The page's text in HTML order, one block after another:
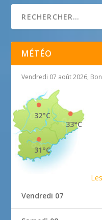
MÉTÉO
Vendredi 07 août 2026,
33°C
32°C
31°C
Vendredi 07